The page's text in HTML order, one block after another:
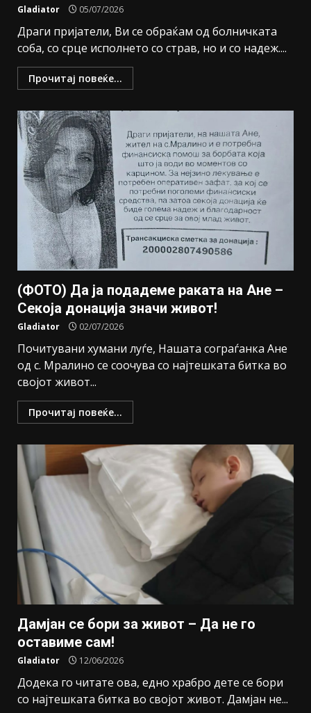
Gladiator 05/07/2026
Драги пријатели, Ви се обраќам од болничката
соба, со срце исполнето со страв, но и со надеж....
Прочитај повеќе...
(ФОТО) Да ја подадеме раката на Ане –
Секоја донација значи живот!
Gladiator 02/07/2026
Почитувани хумани луѓе, Нашата сограѓанка Ане
од с. Мралино се соочува со најтешката битка во
својот живот...
Прочитај повеќе...
Дамјан се бори за живот – Да не го
оставиме сам!
Gladiator 12/06/2026
Додека го читате ова, едно храбро дете се бори
со најтешката битка во својот живот. Дамјан не...